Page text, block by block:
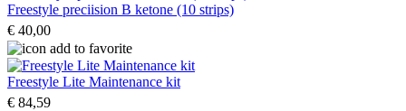
Freestyle preciision B ketone (10 strips)
€ 40,00
Freestyle Lite Maintenance kit
€ 84,59